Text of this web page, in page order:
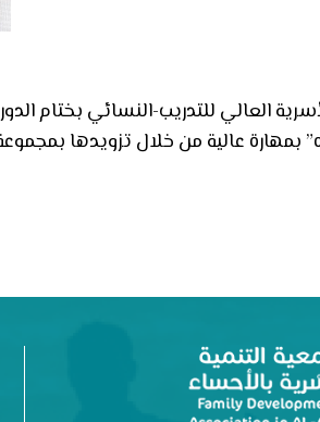
العالي للتدريب-النسائي بختام